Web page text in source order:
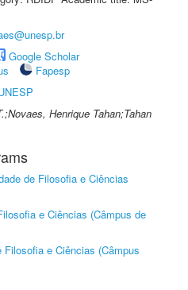
Google Scholar
Fapesp
Henrique Tahan;Tahan
de Filosofia e Ciências
e Ciências (Câmpus de
Filosofia e Ciências (Câmpus